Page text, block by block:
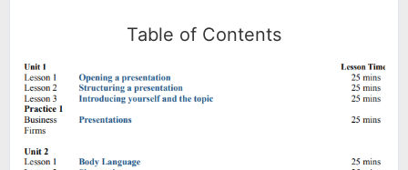
Table of Contents